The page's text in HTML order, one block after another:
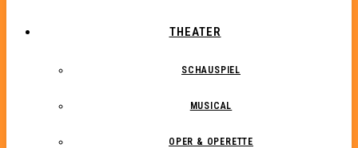
THEATER
SCHAUSPIEL
MUSICAL
OPER & OPERETTE